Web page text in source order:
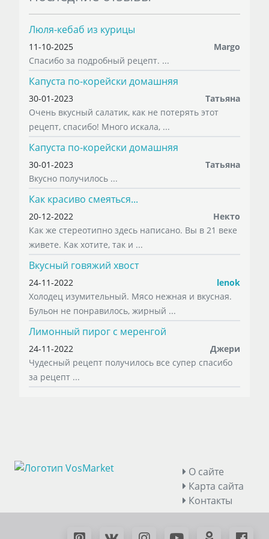
Люля-кебаб из курицы
11-10-2025
Margo
Спасибо за подробный рецепт. ...
Капуста по-корейски домашняя
30-01-2023
Татьяна
Очень вкусный салатик, как не потерять этот
рецепт, спасибо! Много искала, ...
Капуста по-корейски домашняя
30-01-2023
Татьяна
Вкусно получилось ...
Как красиво смеяться...
20-12-2022
Некто
Как же стереотипно здесь написано. Вы в 21 веке
живете. Как хотите, так и ...
Вкусный говяжий хвост
24-11-2022
lenok
Холодец изумительный. Мясо нежная и вкусная.
Бульон не понравилось, жирный ...
Лимонный пирог с меренгой
24-11-2022
Джери
Чудесный рецепт получилось все супер спасибо
за рецепт ...
О сайте
Карта сайта
Контакты